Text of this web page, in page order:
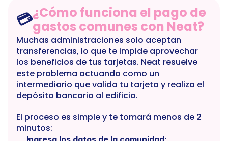
💳¿Cómo funciona el pago de
gastos comunes con Neat?
Muchas administraciones solo aceptan
transferencias, lo que te impide aprovechar
los beneficios de tus tarjetas. Neat resuelve
este problema actuando como un
intermediario que valida tu tarjeta y realiza el
depósito bancario al edificio.
El proceso es simple y te tomará menos de 2
minutos: